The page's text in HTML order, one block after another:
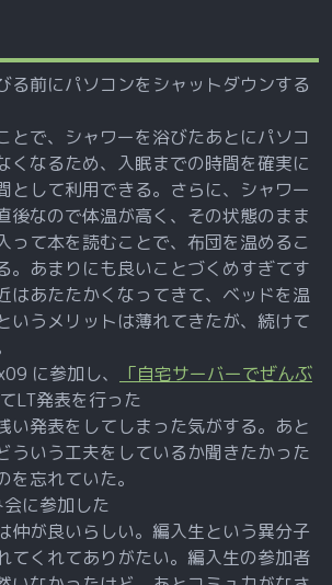
る前にパソコンをシャットダウンする
とで、シャワーを浴びたあとにパソコ
くなるため、入眠までの時間を確実に
として利用できる。さらに、シャワー
後なので体温が高く、その状態のまま
って本を読むことで、布団を温めるこ
。あまりにも良いことづくめすぎてす
はあたたかくなってきて、ベッドを温
いうメリットは薄れてきたが、続けて
に参加し、
「自宅サーバーでぜんぶ
LT発表を行った
い発表をしてしまった気がする。あと
ういう工夫をしているか聞きたかった
を忘れていた。
に参加した
仲が良いらしい。編入生という異分子
てくれてありがたい。編入生の参加者